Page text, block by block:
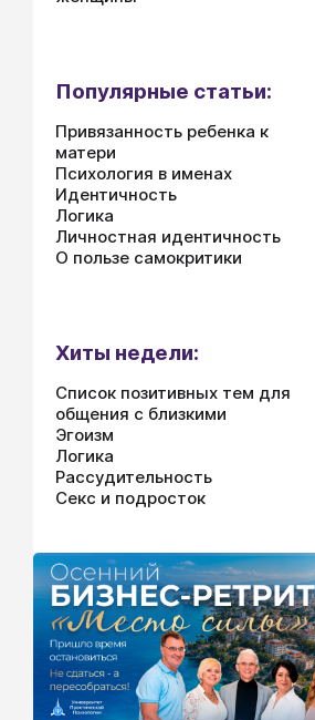
Популярные статьи:
Привязанность ребенка к
матери
Психология в именах
Идентичность
Логика
Личностная идентичность
О пользе самокритики
Хиты недели:
Список позитивных тем для
общения с близкими
Эгоизм
Логика
Рассудительность
Секс и подросток